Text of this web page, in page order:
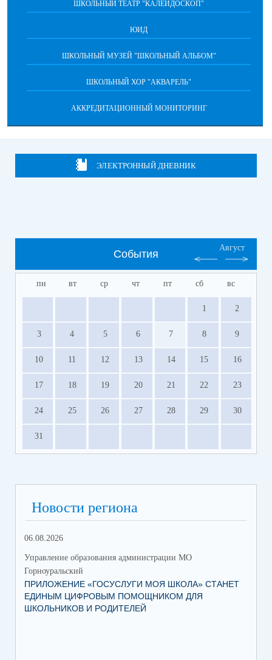
ШКОЛЬНЫЙ ТЕАТР "КАЛЕЙДОСКОП"
ЮИД
ШКОЛЬНЫЙ МУЗЕЙ "ШКОЛЬНЫЙ АЛЬБОМ"
ШКОЛЬНЫЙ ХОР "АКВАРЕЛЬ"
АККРЕДИТАЦИОННЫЙ МОНИТОРИНГ
ЭЛЕКТРОННЫЙ ДНЕВНИК
События
Август
пн вт ср чт пт сб вс
1 2
3 4 5 6 7 8 9
10 11 12 13 14 15 16
17 18 19 20 21 22 23
24 25 26 27 28 29 30
31
Новости региона
06.08.2026
Управление образования администрации МО
Горноуральский
ПРИЛОЖЕНИЕ «ГОСУСЛУГИ МОЯ ШКОЛА» СТАНЕТ
ЕДИНЫМ ЦИФРОВЫМ ПОМОЩНИКОМ ДЛЯ
ШКОЛЬНИКОВ И РОДИТЕЛЕЙ